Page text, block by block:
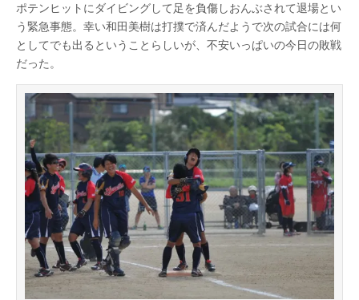
ポテンヒットにダイビングして足を負傷しおんぶされて退場とい
う緊急事態。幸い和田美樹は打撲で済んだようで次の試合には何
としてでも出るということらしいが、不安いっぱいの今日の敗戦
だった。